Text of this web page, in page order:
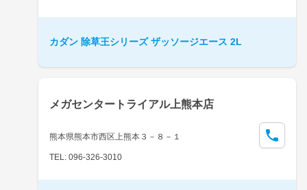
カダン 除草王シリーズ ザッソージエース 2L
メガセンタートライアル上熊本店
熊本県熊本市西区上熊本３－８－１
TEL: 096-326-3010